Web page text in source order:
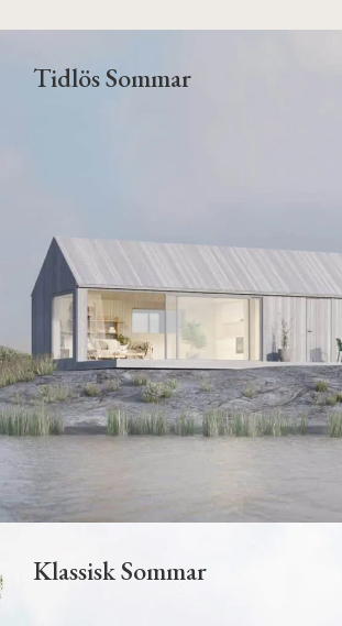
Tidlös Sommar
Klassisk Sommar